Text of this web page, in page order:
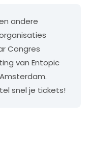
andere
Congres
van Entopic
snel je tickets!